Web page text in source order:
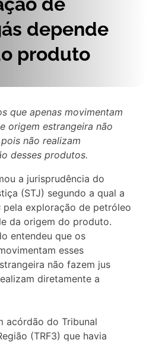
depende
produto
que apenas movimentam
origem estrangeira não
não realizam
desses produtos.
a jurisprudência do
(STJ) segundo a qual a
pela exploração de petróleo
da origem do produto.
entendeu que os
esses
não fazem jus
diretamente a
acórdão do Tribunal
(TRF3) que havia